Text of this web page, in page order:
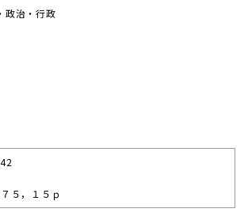
政治・行政
５，１５ｐ